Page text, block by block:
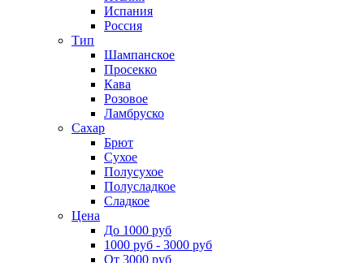
Испания
Россия
Тип
Шампанское
Просекко
Кава
Розовое
Ламбруско
Сахар
Брют
Сухое
Полусухое
Полусладкое
Сладкое
Цена
До 1000 руб
1000 руб - 3000 руб
От 3000 руб